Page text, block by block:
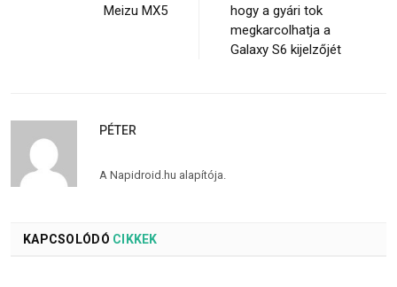
Meizu MX5
hogy a gyári tok
megkarcolhatja a
Galaxy S6 kijelzőjét
PÉTER
A Napidroid.hu alapítója.
KAPCSOLÓDÓ CIKKEK